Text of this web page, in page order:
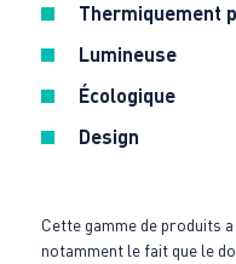
Thermiquement
Lumineuse
Écologique
Design
Cette gamme de produits
notamment le fait que le